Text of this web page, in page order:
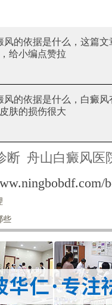
风的依据是什么 ，这篇
给小编点赞拉
风的依据是什么 ，白癜
肤的损伤很大
断 舟山白癜风医
些